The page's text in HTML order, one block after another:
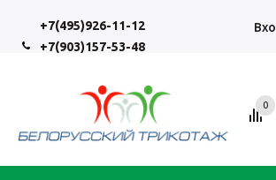
+7(495)926-11-12
+7(903)157-53-48
0